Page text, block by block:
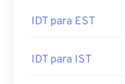
IDT para EST
IDT para IST